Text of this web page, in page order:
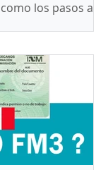
los pasos a